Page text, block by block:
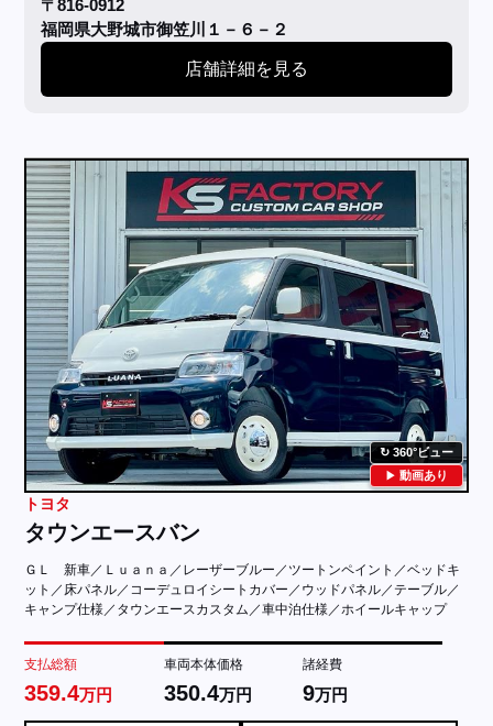
〒816-0912
福岡県大野城市御笠川１－６－２
店舗詳細を見る
360°ビュー
動画あり
トヨタ
タウンエースバン
ＧＬ 新車／Ｌｕａｎａ／レーザーブルー／ツートンペイント／ベッドキ
ット／床パネル／コーデュロイシートカバー／ウッドパネル／テーブル／
キャンプ仕様／タウンエースカスタム／車中泊仕様／ホイールキャップ
支払総額
359.4万円
車両本体価格
350.4万円
諸経費
9万円